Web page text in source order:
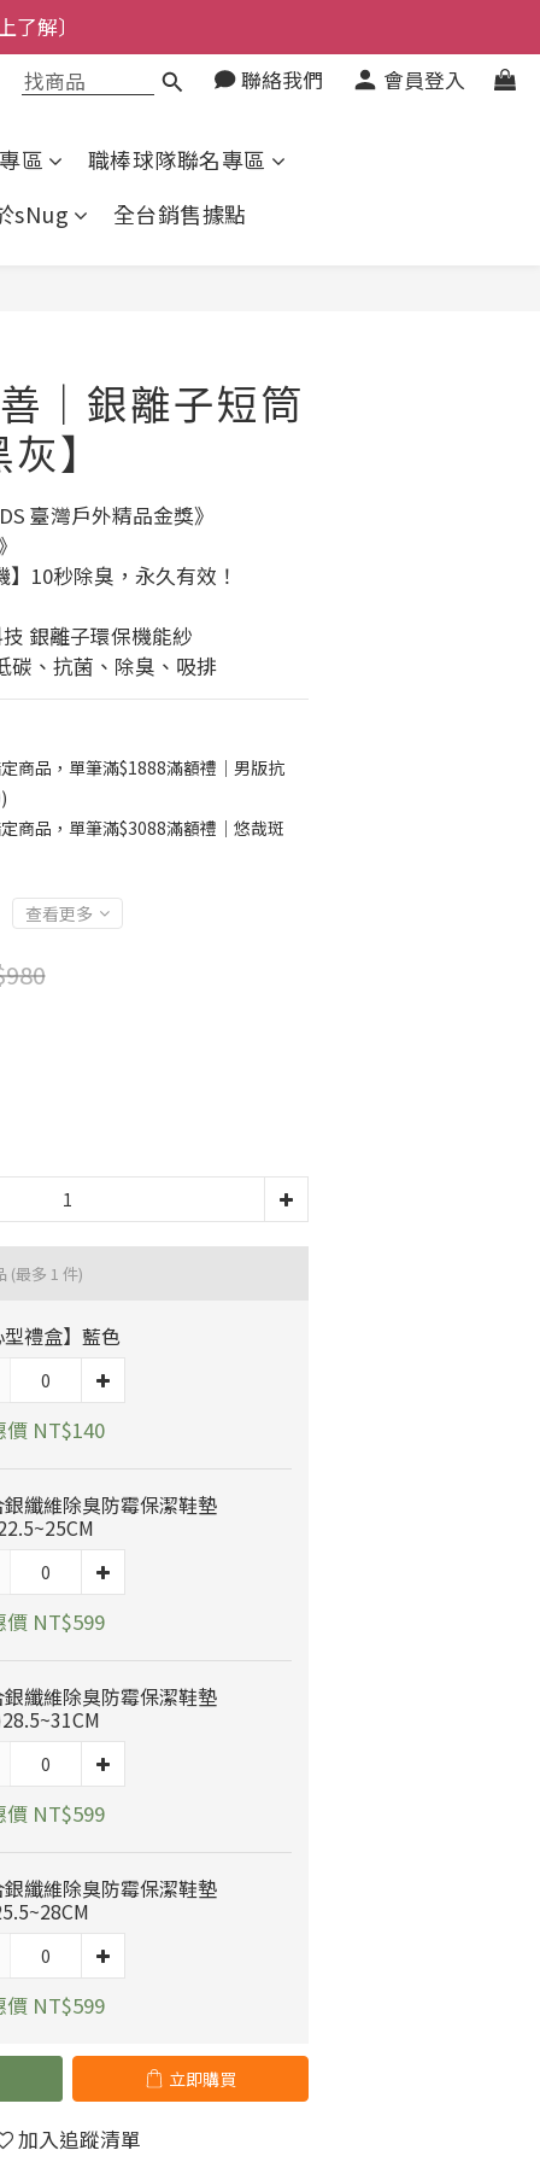
〕
〕
聯絡我們 會員登入
區
職棒球隊聯名專區
sNug 全台銷售據點
善｜銀離子短筒
】
臺灣戶外精品金獎》
】10秒除臭，永久有效！
銀離子環保機能紗
碳、抗菌、除臭、吸排
商品，單筆滿$1888滿額禮｜男版抗
商品，單筆滿$3088滿額禮｜悠哉斑
查看更多
(最多 1 件)
型禮盒】藍色
價 NT$140
纖維除臭防霉保潔鞋墊
價 NT$599
纖維除臭防霉保潔鞋墊
價 NT$599
纖維除臭防霉保潔鞋墊
價 NT$599
立即購買
加入追蹤清單